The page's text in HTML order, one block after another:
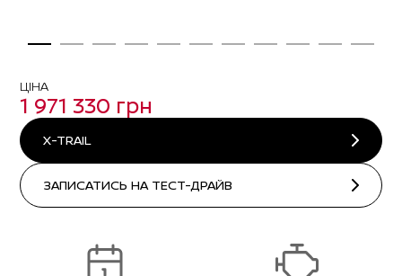
ЦІНА
1 971 330 грн
X-TRAIL
ЗАПИСАТИСЬ НА ТЕСТ-ДРАЙВ